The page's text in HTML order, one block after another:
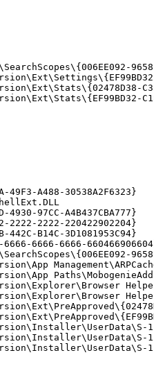
9658-
49F3-A488-30538A2F6323}
97CC-A4B437CBA777}
2222-2222-220422902204}
B14C-3D1081953C94}
6666-6666-
9658-
Paths\MobogenieAdd
1-5-
1-5-
1-5-